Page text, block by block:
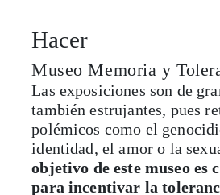
Hacer
Museo Memoria y
Las exposiciones son de
también estrujantes, pues
polémicos como el
identidad, el amor o la
objetivo de este museo es
para incentivar la